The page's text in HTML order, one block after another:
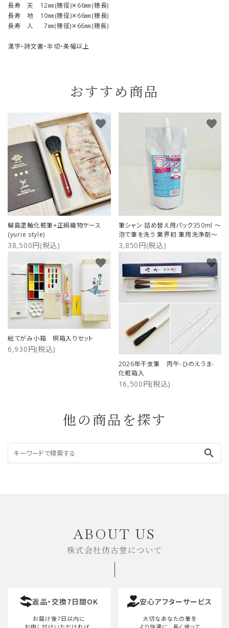
長寿 天 12㎜(穂径)✕66㎜(穂長)
長寿 地 10㎜(穂径)✕66㎜(穂長)
長寿 人 7㎜(穂径)✕66㎜(穂長)
漢字・詩文書・半切・条幅以上
おすすめ商品
輪島塗軸化粧筆+正絹織物ケース
(yurie style)
38,500円(税込)
favorite
筆シャン 詰め替え用パック350ml ～
泡で筆を洗う 業界初 筆用洗浄剤～
3,850円(税込)
favorite
絵てがみ小箱 桐箱入りセット
6,930円(税込)
favorite
2026年干支筆 丙午-ひのえうま-
化粧箱入
16,500円(税込)
favorite
他の商品を探す
search
ABOUT US
株式会社仿古堂について
返品・交換7日間OK
お届け後7日以内に
安心アフターサービス
大切なあなたの筆を